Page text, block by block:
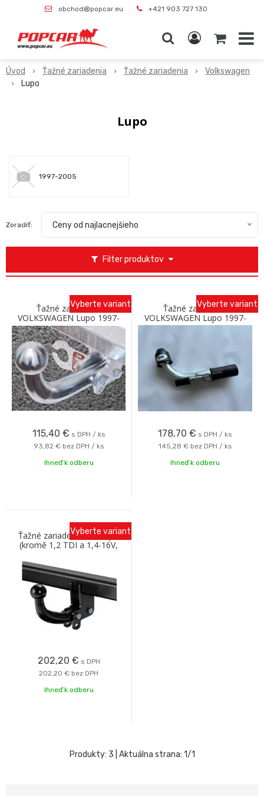
obchod@popcar.eu +421 903 727 130
Úvod Ťažné zariadenia Ťažné zariadenia
Volkswagen
Lupo
Lupo
1997-2005
Filter produktov
Zoradiť: Ceny od najlacnejšieho
Ťažné zariadenie
VOLKSWAGEN Lupo 1997-
2005 so skrutkovým
odnímaním A Galia
115,40 € s DPH / ks
93,82 € bez DPH / ks
Vyberte variant
Ihneď k odberu
Ťažné zariadenie
VOLKSWAGEN Lupo 1997-
2005 s bajonetovým
178,70 € s DPH / ks
145,28 € bez DPH / ks
Vyberte variant
Ihneď k odberu
Ťažné zariadenie VW Lupo
(kromě 1,2 TDI a 1,4-16V,
skrutka Oris
202,20 € s DPH
202,20 € bez DPH
Vyberte variant
Ihneď k odberu
Produkty: 3 | Aktuálna strana: 1/1